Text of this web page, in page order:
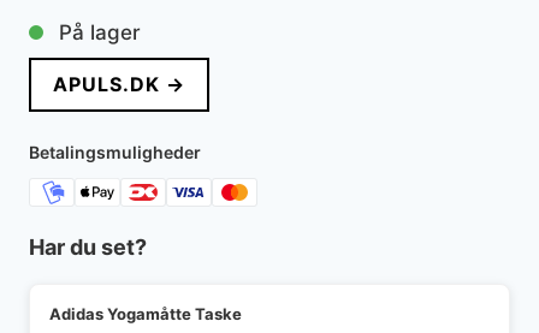
oprindelige
pris
var:
799 kr..
pris
er:
På lager
APULS.DK →
Betalingsmuligheder
Har du set?
Adidas Yogamåtte Taske